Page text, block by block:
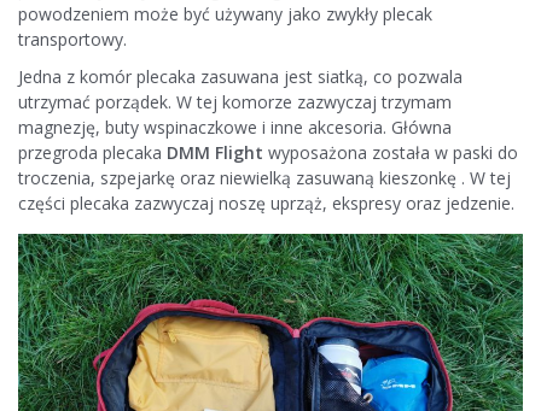
powodzeniem może być używany jako zwykły plecak
transportowy.
Jedna z komór plecaka zasuwana jest siatką, co pozwala
utrzymać porządek. W tej komorze zazwyczaj trzymam
magnezję, buty wspinaczkowe i inne akcesoria. Główna
przegroda plecaka DMM Flight wyposażona została w paski do
troczenia, szpejarkę oraz niewielką zasuwaną kieszonkę . W tej
części plecaka zazwyczaj noszę uprząż, ekspresy oraz jedzenie.